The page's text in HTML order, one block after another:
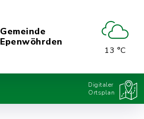
Gemeinde
Epenwöhrden
13 °C
Digitaler
Ortsplan